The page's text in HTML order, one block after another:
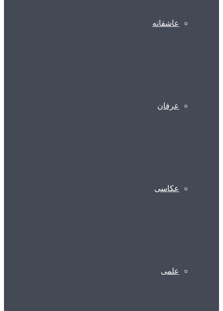
عاشقانه
عرفان
عکاسی
علمی